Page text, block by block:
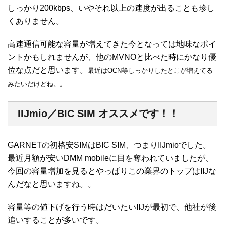
しっかり200kbps、いやそれ以上の速度が出ることも珍し
くありません。
高速通信可能な容量が増えてきた今となっては地味なポイ
ントかもしれませんが、他のMVNOと比べた時にかなり優
位な点だと思います。 最近はOCN等しっかりしたとこが増えてる
みたいだけどね。。
IIJmio／BIC SIM オススメです！！
GARNETの初格安SIMはBIC SIM、つまりIIJmioでした。
最近月額が安いDMM mobileに目を奪われていましたが、
今回の容量増加を見るとやっぱりこの業界のトップはIIJな
んだなと思いますね。。
容量等の値下げを行う時はだいたいIIJが最初で、他社が後
追いすることが多いです。